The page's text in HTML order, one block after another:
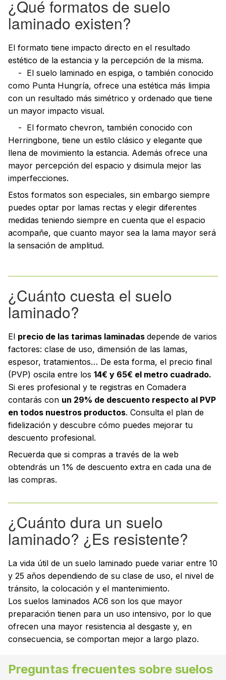
¿Qué formatos de suelo
laminado existen?
El formato tiene impacto directo en el resultado
estético de la estancia y la percepción de la misma.
- El suelo laminado en espiga, o también conocido
como Punta Hungría, ofrece una estética más limpia
con un resultado más simétrico y ordenado que tiene
un mayor impacto visual.
- El formato chevron, también conocido con
Herringbone, tiene un estilo clásico y elegante que
llena de movimiento la estancia. Además ofrece una
mayor percepción del espacio y disimula mejor las
imperfecciones.
Estos formatos son especiales, sin embargo siempre
puedes optar por lamas rectas y elegir diferentes
medidas teniendo siempre en cuenta que el espacio
acompañe, que cuanto mayor sea la lama mayor será
la sensación de amplitud.
¿Cuánto cuesta el suelo
laminado?
El precio de las tarimas laminadas depende de varios
factores: clase de uso, dimensión de las lamas,
espesor, tratamientos… De esta forma, el precio final
(PVP) oscila entre los 14€ y 65€ el metro cuadrado.
Si eres profesional y te registras en Comadera
contarás con un 29% de descuento respecto al PVP
en todos nuestros productos. Consulta el plan de
fidelización y descubre cómo puedes mejorar tu
descuento profesional.
Recuerda que si compras a través de la web
obtendrás un 1% de descuento extra en cada una de
las compras.
¿Cuánto dura un suelo
laminado? ¿Es resistente?
La vida útil de un suelo laminado puede variar entre 10
y 25 años dependiendo de su clase de uso, el nivel de
tránsito, la colocación y el mantenimiento.
Los suelos laminados AC6 son los que mayor
preparación tienen para un uso intensivo, por lo que
ofrecen una mayor resistencia al desgaste y, en
consecuencia, se comportan mejor a largo plazo.
Preguntas frecuentes sobre suelos